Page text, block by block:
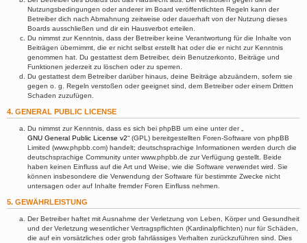
Nutzungsbedingungen oder anderer im Board veröffentlichten Regeln kann der
Betreiber dich nach Abmahnung zeitweise oder dauerhaft von der Nutzung dieses
Boards ausschließen und dir ein Hausverbot erteilen.
Du nimmst zur Kenntnis, dass der Betreiber keine Verantwortung für die Inhalte von
Beiträgen übernimmt, die er nicht selbst erstellt hat oder die er nicht zur Kenntnis
genommen hat. Du gestattest dem Betreiber, dein Benutzerkonto, Beiträge und
Funktionen jederzeit zu löschen oder zu sperren.
Du gestattest dem Betreiber darüber hinaus, deine Beiträge abzuändern, sofern sie
gegen o. g. Regeln verstoßen oder geeignet sind, dem Betreiber oder einem Dritten
Schaden zuzufügen.
4. GENERAL PUBLIC LICENSE
Du nimmst zur Kenntnis, dass es sich bei phpBB um eine unter der „
GNU General Public License v2“ (GPL) bereitgestellten Foren-Software von phpBB
Limited (www.phpbb.com) handelt; deutschsprachige Informationen werden durch die
deutschsprachige Community unter www.phpbb.de zur Verfügung gestellt. Beide
haben keinen Einfluss auf die Art und Weise, wie die Software verwendet wird. Sie
können insbesondere die Verwendung der Software für bestimmte Zwecke nicht
untersagen oder auf Inhalte fremder Foren Einfluss nehmen.
5. GEWÄHRLEISTUNG
Der Betreiber haftet mit Ausnahme der Verletzung von Leben, Körper und Gesundheit
und der Verletzung wesentlicher Vertragspflichten (Kardinalpflichten) nur für Schäden,
die auf ein vorsätzliches oder grob fahrlässiges Verhalten zurückzuführen sind. Dies